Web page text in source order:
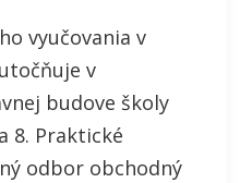
vyučovania v
v
budove školy
8. Praktické
odbor obchodný